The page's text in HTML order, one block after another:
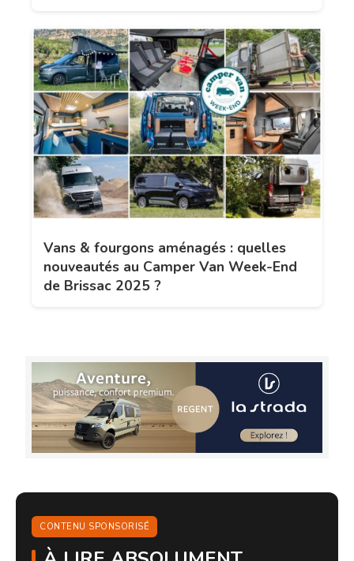
Vans & fourgons aménagés : quelles
nouveautés au Camper Van Week-End
de Brissac 2025 ?
CONTENU SPONSORISÉ